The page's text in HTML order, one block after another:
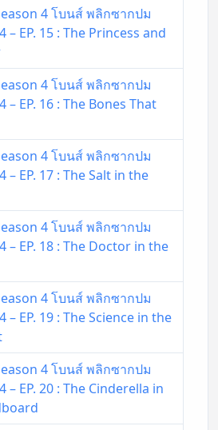
4 โบนส์ พลิกซากปม
– EP. 15 : The Princess and
4 โบนส์ พลิกซากปม
– EP. 16 : The Bones That
4 โบนส์ พลิกซากปม
– EP. 17 : The Salt in the
4 โบนส์ พลิกซากปม
– EP. 18 : The Doctor in the
4 โบนส์ พลิกซากปม
– EP. 19 : The Science in the
4 โบนส์ พลิกซากปม
– EP. 20 : The Cinderella in